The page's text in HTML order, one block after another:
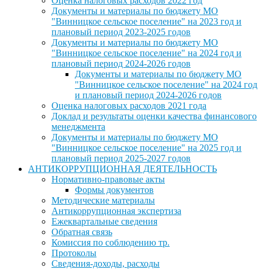
Документы и материалы по бюджету МО
"Винницкое сельское поселение" на 2023 год и
плановый период 2023-2025 годов
Документы и материалы по бюджету МО
"Винницкое сельское поселение" на 2024 год и
плановый период 2024-2026 годов
Документы и материалы по бюджету МО
"Винницкое сельское поселение" на 2024 год
и плановый период 2024-2026 годов
Оценка налоговых расходов 2021 года
Доклад и результаты оценки качества финансового
менеджмента
Документы и материалы по бюджету МО
"Винницкое сельское поселение" на 2025 год и
плановый период 2025-2027 годов
АНТИКОРРУПЦИОННАЯ ДЕЯТЕЛЬНОСТЬ
Нормативно-правовые акты
Формы документов
Методические материалы
Антикоррупционная экспертиза
Ежеквартальные сведения
Обратная связь
Комиссия по соблюдению тр.
Протоколы
Сведения-доходы, расходы